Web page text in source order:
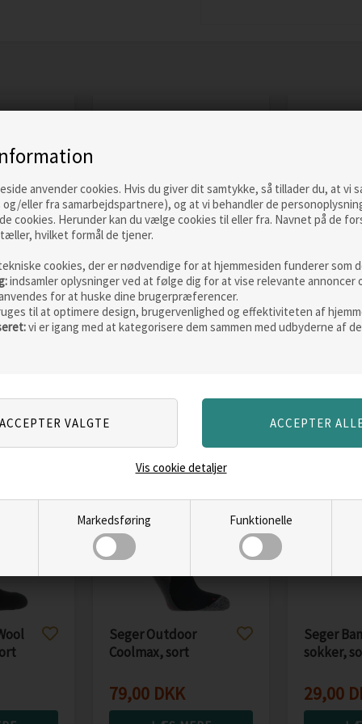
anvender cookies. Hvis du giver dit samtykke, så tillader du, at vi
og/eller fra samarbejdspartnere), og at vi behandler de
cookies. Herunder kan du vælge cookies til eller fra. Navnet på de
hvilket formål de tjener.
cookies, der er nødvendige for at hjemmesiden funderer som
indsamler oplysninger ved at følge dig for at vise relevante annoncer
for at huske dine brugerpræferencer.
til at optimere design, brugervenlighed og effektiviteten af
vi er igang med at kategorisere dem sammen med udbyderne af
Markedsføring Funktionelle
Vis cookie detaljer
Lite
Fjällräven Granit
Shirt Men, laurel
green
Vejl. pris1.499,00
1.199,00 DKK
Heavy
Men
Vejl. pris
769,00
Seger Outdoor
Coolmax, sort
79,00 DKK
Seger
sokker,
29,00